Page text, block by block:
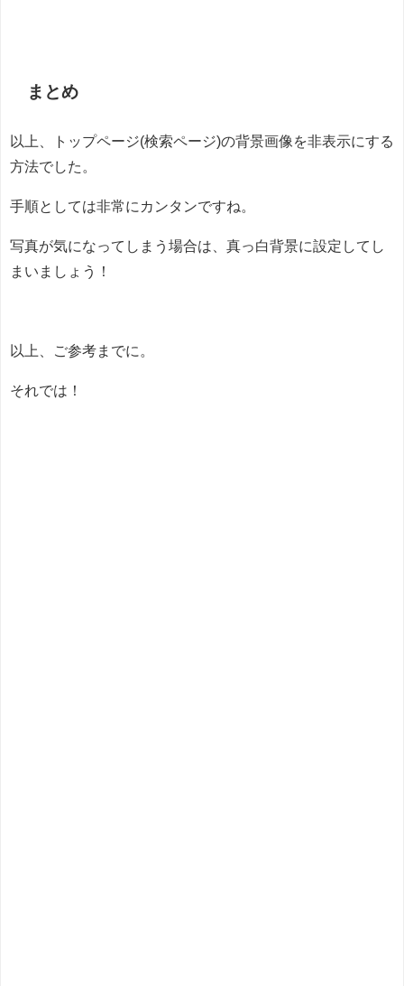
まとめ
以上、トップページ(検索ページ)の背景画像を非表示にする
方法でした。
手順としては非常にカンタンですね。
写真が気になってしまう場合は、真っ白背景に設定してし
まいましょう！
以上、ご参考までに。
それでは！